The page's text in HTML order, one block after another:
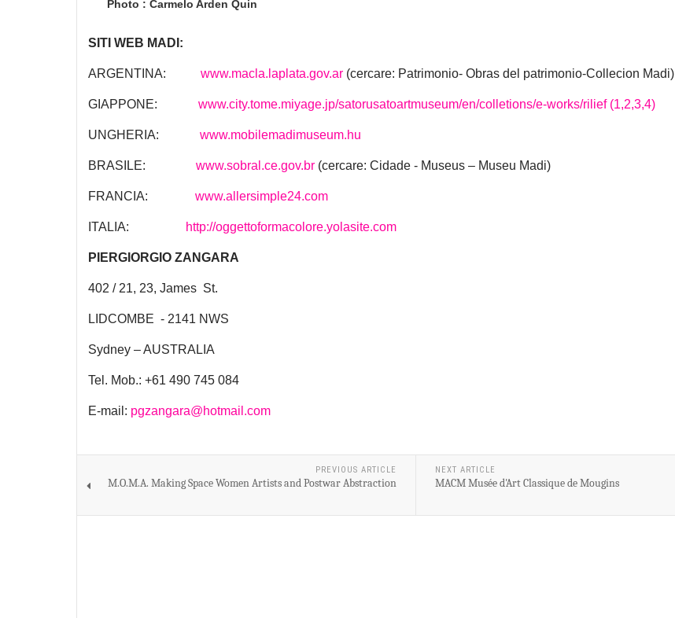
Photo : Carmelo Arden Quin
SITI WEB MADI:
ARGENTINA: www.macla.laplata.gov.ar (cercare: Patrimonio- Obras del patrimonio-Collecion Madi)
GIAPPONE: www.city.tome.miyage.jp/satorusatoartmuseum/en/colletions/e-works/rilief (1,2,3,4)
UNGHERIA: www.mobilemadimuseum.hu
BRASILE: www.sobral.ce.gov.br (cercare: Cidade - Museus – Museu Madi)
FRANCIA: www.allersimple24.com
ITALIA: http://oggettoformacolore.yolasite.com
PIERGIORGIO ZANGARA
402 / 21, 23, James St.
LIDCOMBE - 2141 NWS
Sydney – AUSTRALIA
Tel. Mob.: +61 490 745 084
E-mail: pgzangara@hotmail.com
PREVIOUS ARTICLE
M.O.M.A. Making Space Women Artists and Postwar Abstraction
NEXT ARTICLE
MACM Musée d'Art Classique de Mougins